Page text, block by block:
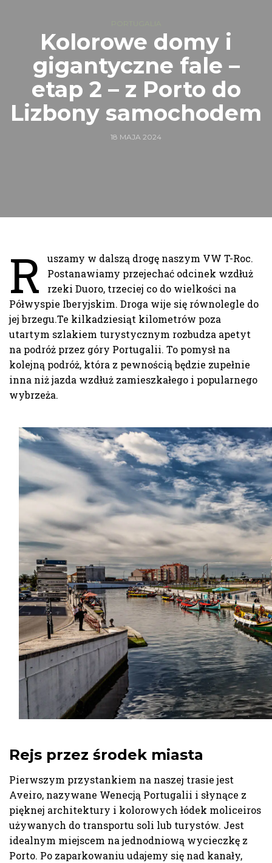
Kolorowe domy i
gigantyczne fale –
etap 2 – z Porto do
Lizbony samochodem
18 MAJA 2024
R
uszamy w dalszą drogę naszym VW T-Roc.
Postanawiamy przejechać odcinek wzdłuż
rzeki Duoro, trzeciej co do wielkości na
Półwyspie Iberyjskim. Droga wije się równolegle do
jej brzegu.Te kilkadziesiąt kilometrów poza
utartym szlakiem turystycznym rozbudza apetyt
na podróż przez góry Portugalii. To pomysł na
kolejną podróż, która z pewnością będzie zupełnie
inna niż jazda wzdłuż zamieszkałego i popularnego
wybrzeża.
Rejs przez środek miasta
Pierwszym przystankiem na naszej trasie jest
Aveiro, nazywane Wenecją Portugalii i słynące z
pięknej architektury i kolorowych łódek moliceiros
używanych do transportu soli lub turystów. Jest
idealnym miejscem na jednodniową wycieczkę z
Porto. Po zaparkowaniu udajemy się nad kanały,